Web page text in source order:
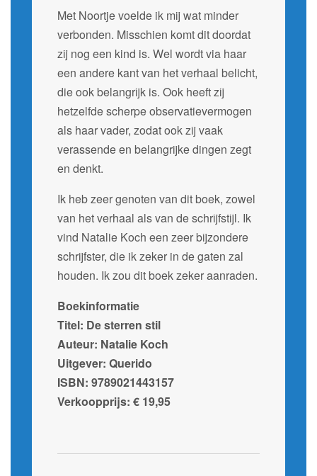
Met Noortje voelde ik mij wat minder
verbonden. Misschien komt dit doordat
zij nog een kind is. Wel wordt via haar
een andere kant van het verhaal belicht,
die ook belangrijk is. Ook heeft zij
hetzelfde scherpe observatievermogen
als haar vader, zodat ook zij vaak
verassende en belangrijke dingen zegt
en denkt.
Ik heb zeer genoten van dit boek, zowel
van het verhaal als van de schrijfstijl. Ik
vind Natalie Koch een zeer bijzondere
schrijfster, die ik zeker in de gaten zal
houden. Ik zou dit boek zeker aanraden.
Boekinformatie
Titel: De sterren stil
Auteur: Natalie Koch
Uitgever: Querido
ISBN: 9789021443157
Verkoopprijs: € 19,95